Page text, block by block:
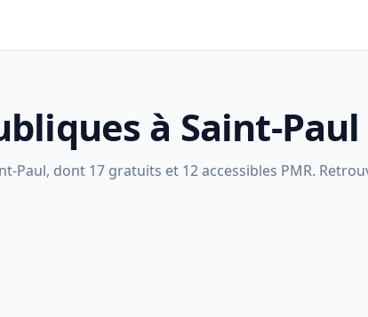
à Saint-Paul
Paul, dont 17 gratuits et 12 accessibles PMR.